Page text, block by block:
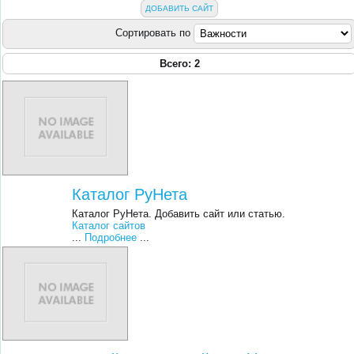
ДОБАВИТЬ САЙТ
Сортировать по
Всего: 2
Каталог РуНета
Каталог РуНета. Добавить сайт или статью.
Каталог сайтов
Подробнее